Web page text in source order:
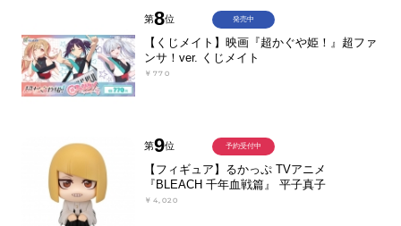
第8位
【くじメイト】映画『超かぐや姫！』超ファ
ンサ！ver. くじメイト
￥770
発売中
第9位
【フィギュア】るかっぷ TVアニメ
『BLEACH 千年血戦篇』 平子真子
￥4,020
予約受付中